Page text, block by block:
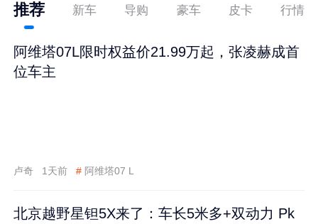
推荐 新车 导购 豪车 皮卡 行情
阿维塔07L限时权益价21.99万起，张凌赫成首
位车主
卢奇 1天前 # 阿维塔07 L
北京越野星钽5X来了：车长5米多+双动力 Pk